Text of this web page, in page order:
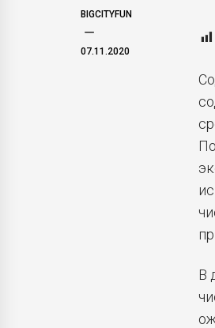
BIGCITYFUN
07.11.2020
В